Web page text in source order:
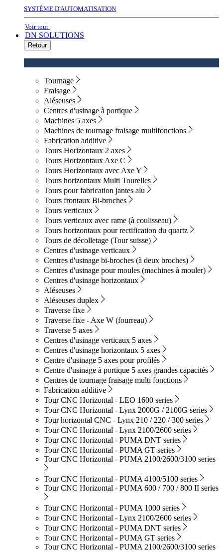
SYSTÈME D'AUTOMATISATION
Voir tout
DN SOLUTIONS
Retour
Tournage
Fraisage
Aléseuses
Centres d'usinage à portique
Machines 5 axes
Machines de tournage fraisage multifonctions
Fabrication additive
Tours Horizontaux 2 axes
Tours Horizontaux Axe C
Tours Horizontaux avec Axe Y
Tours horizontaux Multi Tourelles
Tours pour fabrication jantes alu
Tours frontaux Bi-broches
Tours verticaux
Tours verticaux avec rame (à coulisseau)
Tours horizontaux pour rectification du quartz
Tours de décolletage (Tour suisse)
Centres d'usinage verticaux
Centres d'usinage bi-broches (à deux broches)
Centres d'usinage pour moules (machines à mouler)
Centres d'usinage horizontaux
Aléseuses
Aléseuses duplex
Traverse fixe
Traverse fixe - Axe W (fourreau)
Traverse 5 axes
Centres d'usinage verticaux 5 axes
Centres d'usinage horizontaux 5 axes
Centre d'usinage 5 axes pour profilés
Centre d'usinage à portique 5 axes grandes capacités
Centres de tournage fraisage multi fonctions
Fabrication additive
Tour CNC Horizontal - LEO 1600 series
Tour CNC Horizontal - Lynx 2000G / 2100G series
Tour horizontal CNC - Lynx 210 / 220 / 300 series
Tour CNC Horizontal - Lynx 2100/2600 series
Tour CNC Horizontal - PUMA DNT series
Tour CNC Horizontal - PUMA GT series
Tour CNC Horizontal - PUMA 2100/2600/3100 series
Tour CNC Horizontal - PUMA 4100/5100 series
Tour CNC Horizontal - PUMA 600 / 700 / 800 II series
Tour CNC Horizontal - PUMA 1000 series
Tour CNC Horizontal - Lynx 2100/2600 series
Tour CNC Horizontal - PUMA DNT series
Tour CNC Horizontal - PUMA GT series
Tour CNC Horizontal - PUMA 2100/2600/3100 series